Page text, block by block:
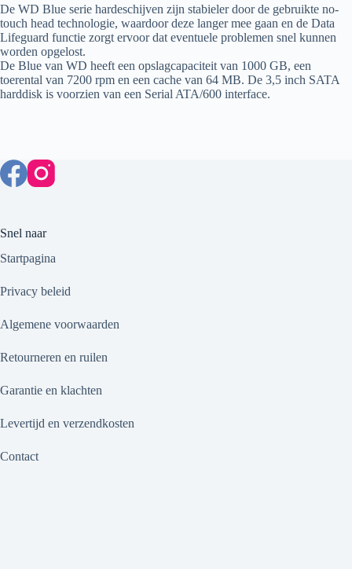
De WD Blue serie hardeschijven zijn stabieler door de gebruikte no-
touch head technologie, waardoor deze langer mee gaan en de Data
Lifeguard functie zorgt ervoor dat eventuele problemen snel kunnen
worden opgelost.
De Blue van WD heeft een opslagcapaciteit van 1000 GB, een
toerental van 7200 rpm en een cache van 64 MB. De 3,5 inch SATA
harddisk is voorzien van een Serial ATA/600 interface.
Snel naar
Startpagina
Privacy beleid
Algemene voorwaarden
Retourneren en ruilen
Garantie en klachten
Levertijd en verzendkosten
Contact